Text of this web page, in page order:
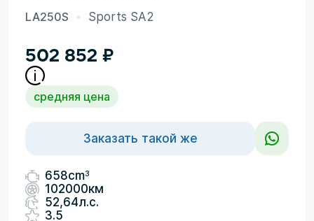
LA250S Sports SA2
502 852 ₽
средняя цена
Заказать такой же
658cm3
102000км
52,64л.с.
3.5